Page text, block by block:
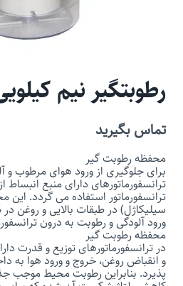
رطوبتگیر نیم
تماس بگیرید
محفظه رطوبت گیر
برای جلوگیری از ورود هوای مرطوب
ترانسفورماتورهای دارای منبع
ترانسفورماتور استفاده می گردد. این
سیلیکاژل) در طبقات بالایی و روغن
ورود آلودگی و رطوبت به درون
محفظه رطوبت گیر
در ترانسفورماتورهای توزیع و قدرت
و انقباض روغن، خروج و ورود هوا به
پذیرد. بنابراین رطوبت محیط